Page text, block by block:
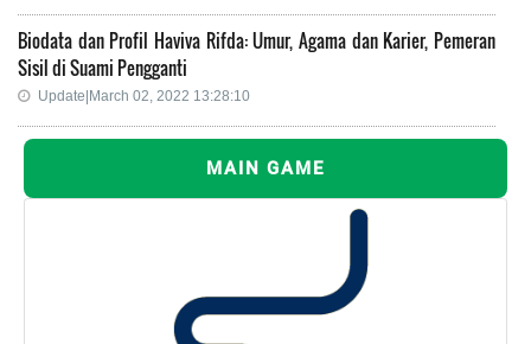
Biodata dan Profil Haviva Rifda: Umur, Agama dan Karier, Pemeran
Sisil di Suami Pengganti
Update|March 02, 2022 13:28:10
MAIN GAME